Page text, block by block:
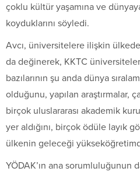
çoklu kültür yaşamına ve
koyduklarını söyledi.
Avcı, üniversitelere ilişkin ülkede
da değinerek, KKTC
bazılarının şu anda dünya
olduğunu, yapılan araştırmalar,
birçok uluslararası akademik
yer aldığını, birçok ödüle layık
ülkenin geleceği
YÖDAK’ın ana sorumluluğunun